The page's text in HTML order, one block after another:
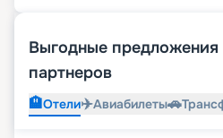
Выгодные
партнеров
🏨Отели✈️Авиабилеты🚗